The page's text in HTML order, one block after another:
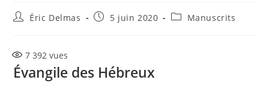
Auteur/autrice
publication :
Éric Delmas
Publication
5 juin 2020
PostManuscrits
7 392 vues
Évangile des Hébreux